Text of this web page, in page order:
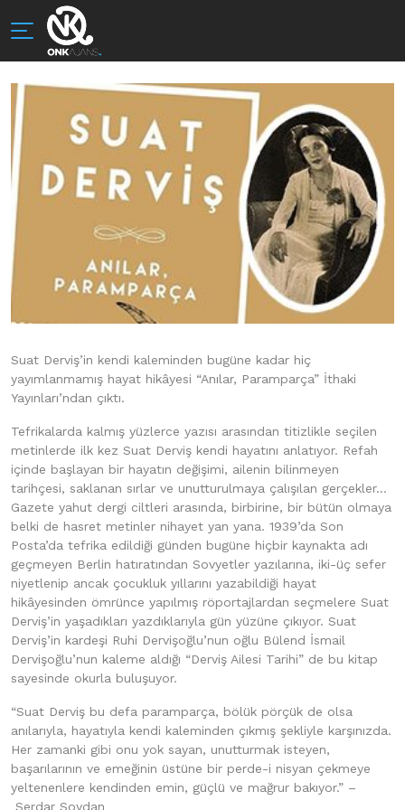
Suat Derviş’in kendi kaleminden bugüne kadar hiç
yayımlanmamış hayat hikâyesi “Anılar, Paramparça” İthaki
Yayınları’ndan çıktı.
Tefrikalarda kalmış yüzlerce yazısı arasından titizlikle seçilen
metinlerde ilk kez Suat Derviş kendi hayatını anlatıyor. Refah
içinde başlayan bir hayatın değişimi, ailenin bilinmeyen
tarihçesi, saklanan sırlar ve unutturulmaya çalışılan gerçekler…
Gazete yahut dergi ciltleri arasında, birbirine, bir bütün olmaya
belki de hasret metinler nihayet yan yana. 1939’da Son
Posta’da tefrika edildiği günden bugüne hiçbir kaynakta adı
geçmeyen Berlin hatıratından Sovyetler yazılarına, iki-üç sefer
niyetlenip ancak çocukluk yıllarını yazabildiği hayat
hikâyesinden ömrünce yapılmış röportajlardan seçmelere Suat
Derviş’in yaşadıkları yazdıklarıyla gün yüzüne çıkıyor. Suat
Derviş’in kardeşi Ruhi Dervişoğlu’nun oğlu Bülend İsmail
Dervişoğlu’nun kaleme aldığı “Derviş Ailesi Tarihi” de bu kitap
sayesinde okurla buluşuyor.
“Suat Derviş bu defa paramparça, bölük pörçük de olsa
anılarıyla, hayatıyla kendi kaleminden çıkmış şekliyle karşınızda.
Her zamanki gibi onu yok sayan, unutturmak isteyen,
başarılarının ve emeğinin üstüne bir perde-i nisyan çekmeye
yeltenenlere kendinden emin, güçlü ve mağrur bakıyor.” –
Serdar Soydan